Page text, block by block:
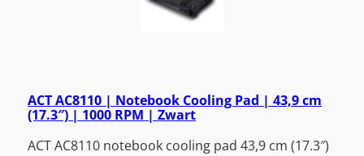
ACT AC8110 | Notebook Cooling Pad | 43,9 cm
(17.3″) | 1000 RPM | Zwart
ACT AC8110 notebook cooling pad 43,9 cm (17.3″)